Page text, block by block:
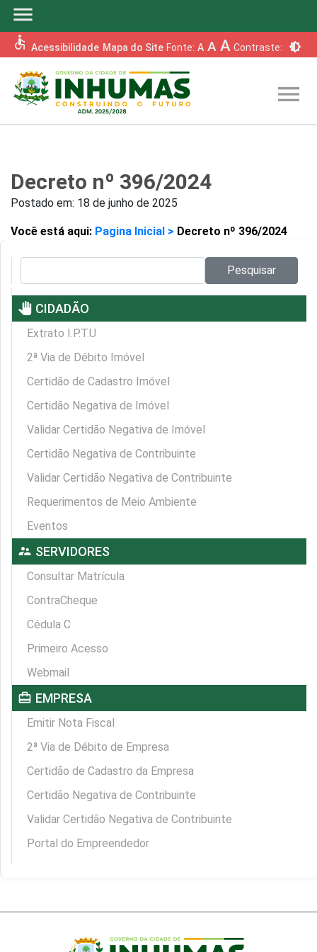
menu
accessible Acessibilidade Mapa do Site Fonte: A A A Contraste: brightness_6
menu
Decreto nº 396/2024
Postado em: 18 de junho de 2025
Você está aqui: Pagina Inicial > Decreto nº 396/2024
Pesquisar
pan_tool CIDADÃO
Extrato I.P.T.U
2ª Via de Débito Imóvel
Certidão de Cadastro Imóvel
Certidão Negativa de Imóvel
Validar Certidão Negativa de Imóvel
Certidão Negativa de Contribuinte
Validar Certidão Negativa de Contribuinte
Requerimentos de Meio Ambiente
Eventos
supervisor_account SERVIDORES
Consultar Matrícula
ContraCheque
Cédula C
Primeiro Acesso
Webmail
card_travel EMPRESA
Emitir Nota Fiscal
2ª Via de Débito de Empresa
Certidão de Cadastro da Empresa
Certidão Negativa de Contribuinte
Validar Certidão Negativa de Contribuinte
Portal do Empreendedor